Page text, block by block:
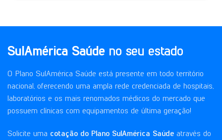
SulAmérica Saúde no seu estado
O Plano SulAmérica Saúde está presente em todo território
nacional, oferecendo uma ampla rede credenciada de hospitais,
laboratórios e os mais renomados médicos do mercado que
possuem clínicas com equipamentos de última geração!
Solicite uma cotação do Plano SulAmérica Saúde através do